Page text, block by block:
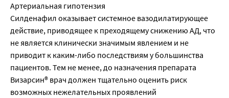
Артериальная гипотензия
Силденафил оказывает системное вазодилатирующее
действие, приводящее к преходящему снижению АД, что
не является клинически значимым явлением и не
приводит к каким-либо последствиям у большинства
пациентов. Тем не менее, до назначения препарата
Визарсин® врач должен тщательно оценить риск
возможных нежелательных проявлений